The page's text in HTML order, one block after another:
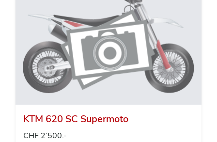
KTM 620 SC Supermoto
CHF 2’500.-